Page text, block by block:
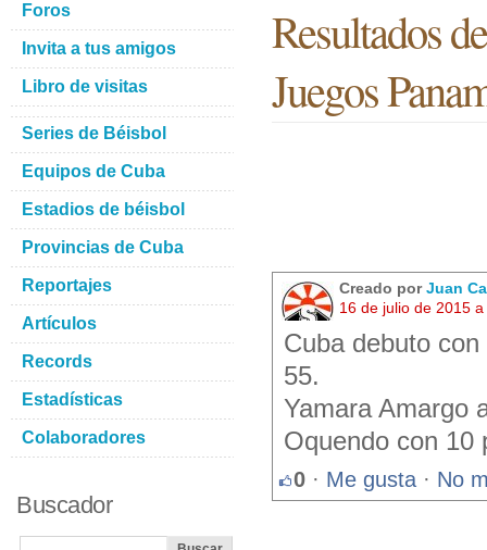
Resultados
Juegos
Creado porJuan
16 de julio de 2015
Cuba debuto
55.
Yamara Amargo
Oquendo con 10
0 · Me gusta · No
Foros
Invita a tus amigos
Libro de visitas
Series de Béisbol
Equipos de Cuba
Estadios de béisbol
Provincias de Cuba
Reportajes
Artículos
Records
Estadísticas
Colaboradores
Buscador